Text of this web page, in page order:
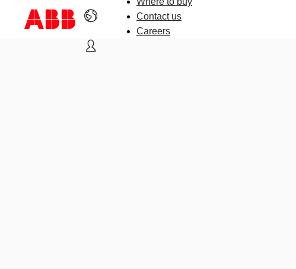
Contact us
Careers